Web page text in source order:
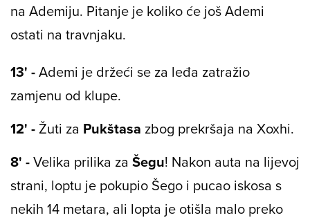
na Ademiju. Pitanje je koliko će još Ademi
ostati na travnjaku.
13' -Ademi je držeći se za leđa zatražio
zamjenu od klupe.
12' - Žuti za Pukštasa zbog prekršaja na Xoxhi.
8' -Velika prilika za Šegu! Nakon auta na lijevoj
strani, loptu je pokupio Šego i pucao iskosa s
nekih 14 metara, ali lopta je otišla malo preko